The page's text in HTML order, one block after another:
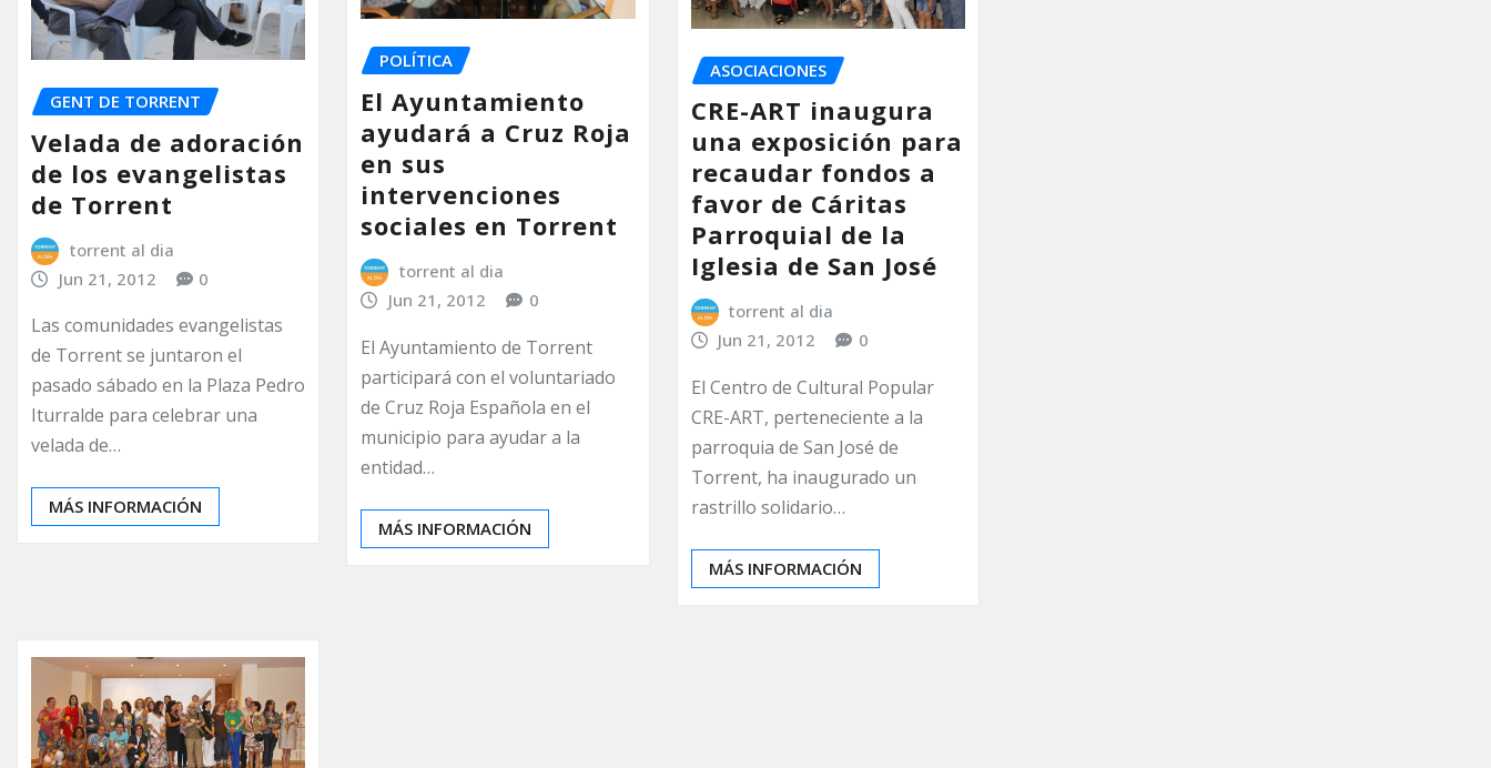
GENT DE TORRENT
Velada de adoración
de los evangelistas
de Torrent
torrent al dia
Jun 21, 2012
0
Las comunidades evangelistas
de Torrent se juntaron el
pasado sábado en la Plaza Pedro
Iturralde para celebrar una
velada de…
MÁS INFORMACIÓN
POLÍTICA
El Ayuntamiento
ayudará a Cruz Roja
en sus
intervenciones
sociales en Torrent
torrent al dia
Jun 21, 2012
0
El Ayuntamiento de Torrent
participará con el voluntariado
de Cruz Roja Española en el
municipio para ayudar a la
entidad…
MÁS INFORMACIÓN
ASOCIACIONES
CRE-ART inaugura
una exposición para
recaudar fondos a
favor de Cáritas
Parroquial de la
Iglesia de San José
torrent al dia
Jun 21, 2012
0
El Centro de Cultural Popular
CRE-ART, perteneciente a la
parroquia de San José de
Torrent, ha inaugurado un
rastrillo solidario…
MÁS INFORMACIÓN